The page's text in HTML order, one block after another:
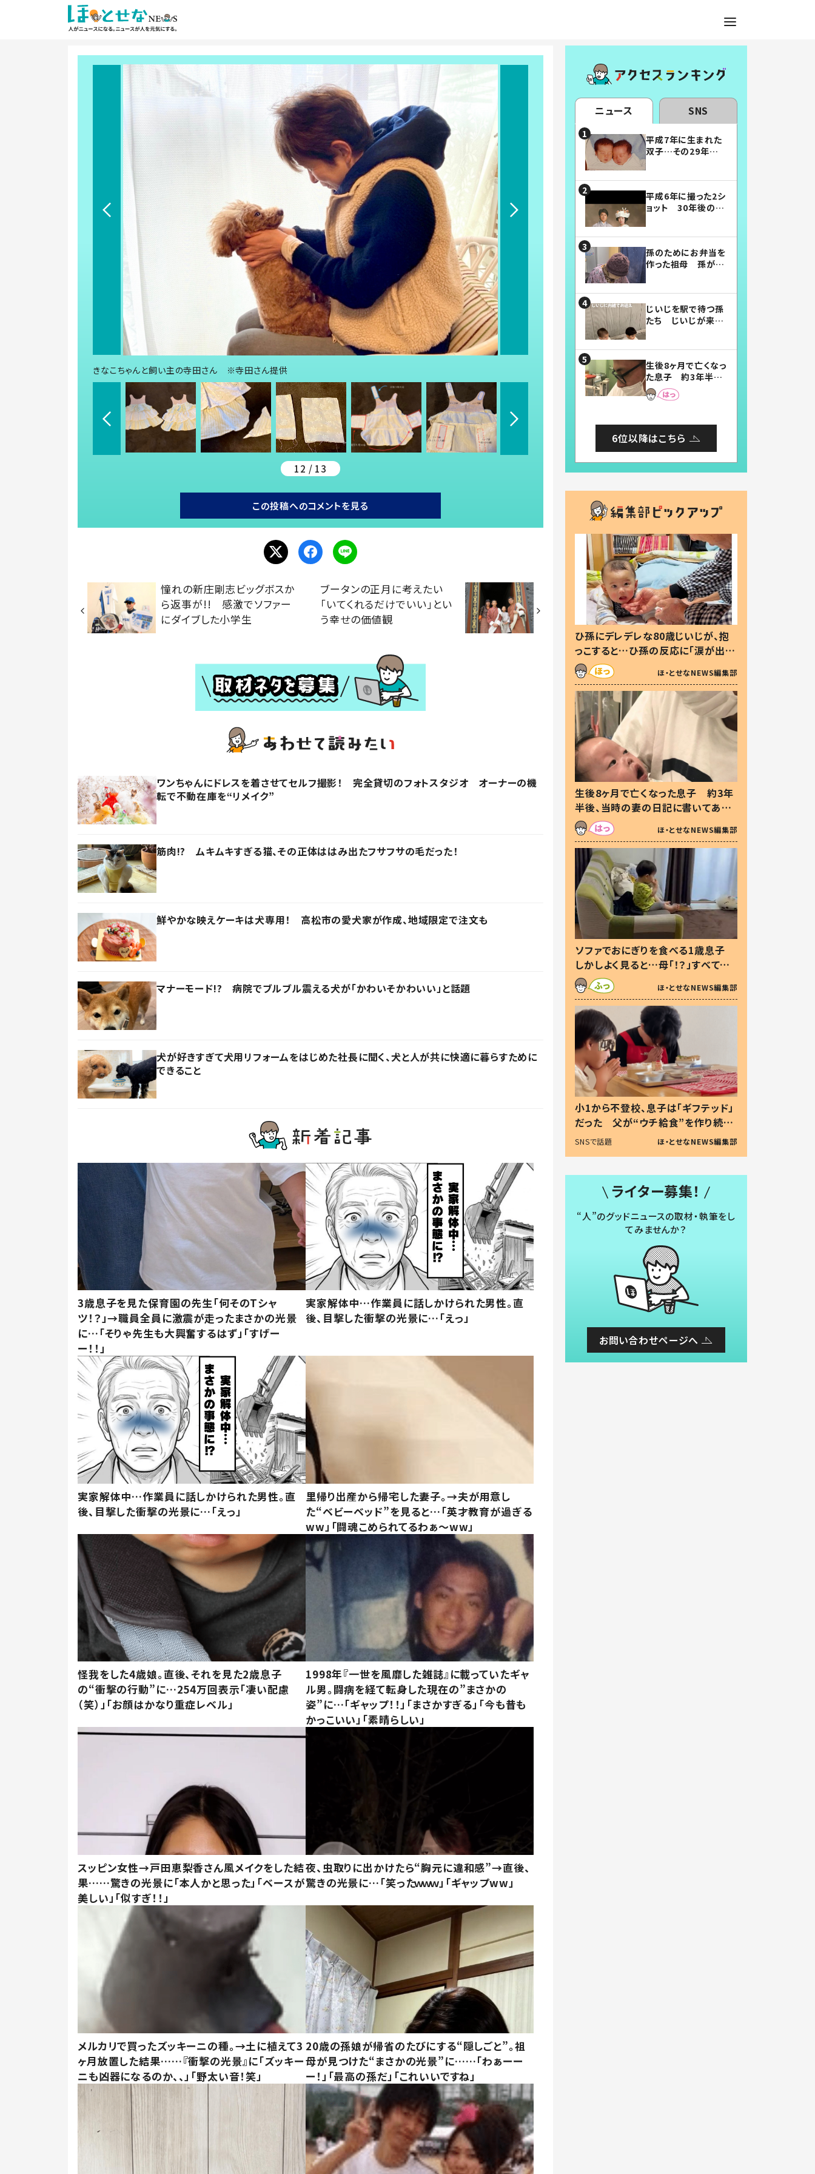
きなこちゃんと飼い主の寺田さん ※寺田さん提供
12 / 13
この投稿へのコメントを見る
憧れの新庄剛志ビッグボスか
ら返事が!! 感激でソファー
にダイブした小学生
ブータンの正月に考えたい
「いてくれるだけでいい」とい
う幸せの価値観
ワンちゃんにドレスを着させてセルフ撮影！ 完全貸切のフォトスタジオ オーナーの機
転で不動在庫を“リメイク”
筋肉!? ムキムキすぎる猫、その正体ははみ出たフサフサの毛だった！
鮮やかな映えケーキは犬専用！ 高松市の愛犬家が作成、地域限定で注文も
マナーモード!? 病院でブルブル震える犬が「かわいそかわいい」と話題
犬が好きすぎて犬用リフォームをはじめた社長に聞く、犬と人が共に快適に暮らすために
できること
3歳息子を見た保育園の先生「何そのTシャ
ツ！？」→職員全員に激震が走ったまさかの光景
に…「そりゃ先生も大興奮するはず」「すげー
ー！！」
実家解体中…作業員に話しかけられた男性。直
後、目撃した衝撃の光景に…「えっ」
実家解体中…作業員に話しかけられた男性。直
後、目撃した衝撃の光景に…「えっ」
里帰り出産から帰宅した妻子。→夫が用意し
た“ベビーベッド”を見ると…「英才教育が過ぎる
ww」「闘魂こめられてるわぁ～ww」
怪我をした4歳娘。直後、それを見た2歳息子
の“衝撃の行動”に…254万回表示「凄い配慮
（笑）」「お顔はかなり重症レベル」
1998年『一世を風靡した雑誌』に載っていたギャ
ル男。闘病を経て転身した現在の”まさかの
姿”に…「ギャップ！！」「まさかすぎる」「今も昔も
かっこいい」「素晴らしい」
スッピン女性→戸田恵梨香さん風メイクをした結
果……驚きの光景に「本人かと思った」「ベースが
美しい」「似すぎ！！」
夜、虫取りに出かけたら“胸元に違和感”→直後、
驚きの光景に…「笑ったｗｗｗ」「ギャップww」
メルカリで買ったズッキーニの種。→土に植えて3
ヶ月放置した結果……『衝撃の光景』に「ズッキー
ニも凶器になるのか、、」「野太い音！笑」
20歳の孫娘が帰省のたびにする“隠しごと”。祖
母が見つけた“まさかの光景”に……「わぁーー
ー！」「最高の孫だ」「これいいですね」
ニュース SNS
平成7年に生まれた
双子…その29年後
平成6年に撮った2シ
ョット 30年後の姿
孫のためにお弁当を
作った祖母 孫が絶
じいじを駅で待つ孫
たち じいじが来た
まらない」「幸せにな
れる」
生後8ヶ月で亡くなっ
た息子 約3年半
後、当時の妻の日記
に書いてあった本音
6位以降はこちら
ひ孫にデレデレな80歳じいじが、抱
っこすると…ひ孫の反応に「涙が出ま
した」「可愛くて仕方ない」
ほ・とせなNEWS編集部
生後8ヶ月で亡くなった息子 約3年
半後、当時の妻の日記に書いてあっ
た本音とは
ほ・とせなNEWS編集部
ソファでおにぎりを食べる1歳息子
しかしよく見ると…母「！？」すべてを
察した母の投稿に「可愛いから許
す！」「現行犯〜」
ほ・とせなNEWS編集部
小1から不登校、息子は「ギフテッド」
だった 父が“ウチ給食”を作り続け
る理由とは #令和の親 #令和の子
SNSで話題 ほ・とせなNEWS編集部
ライター募集！
“人”のグッドニュースの取材・執筆をし
てみませんか？
お問い合わせページへ